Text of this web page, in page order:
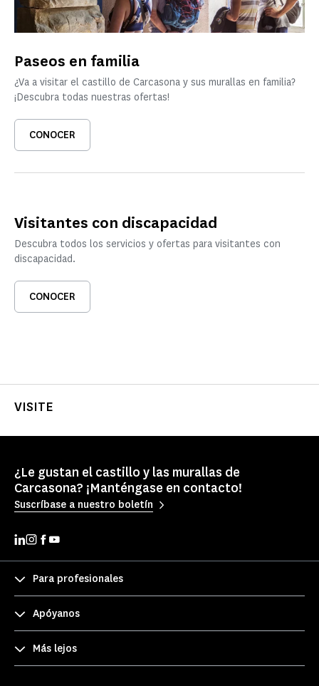
Paseos en familia
¿Va a visitar el castillo de Carcasona y sus murallas en familia?
¡Descubra todas nuestras ofertas!
CONOCER
Visitantes con discapacidad
Descubra todos los servicios y ofertas para visitantes con
discapacidad.
CONOCER
VISITE
¿Le gustan el castillo y las murallas de
Carcasona? ¡Manténgase en contacto!
Suscríbase a nuestro boletín
Para profesionales
Apóyanos
Más lejos